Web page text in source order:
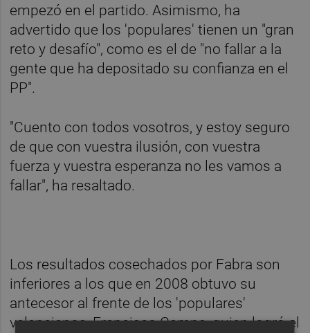
empezó en el partido. Asimismo, ha
advertido que los 'populares' tienen un "gran
reto y desafío", como es el de "no fallar a la
gente que ha depositado su confianza en el
PP".
"Cuento con todos vosotros, y estoy seguro
de que con vuestra ilusión, con vuestra
fuerza y vuestra esperanza no les vamos a
fallar", ha resaltado.
Los resultados cosechados por Fabra son
inferiores a los que en 2008 obtuvo su
antecesor al frente de los 'populares'
valencianos, Francisco Camps, quien logró el